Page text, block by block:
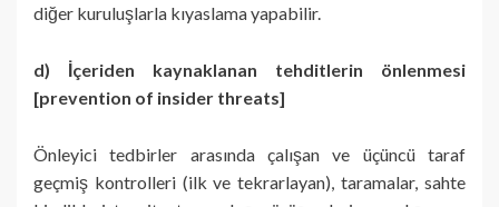
diğer kuruluşlarla kıyaslama yapabilir.
d) İçeriden kaynaklanan tehditlerin önlenmesi
[prevention of insider threats]
Önleyici tedbirler arasında çalışan ve üçüncü taraf
geçmiş kontrolleri (ilk ve tekrarlayan), taramalar, sahte